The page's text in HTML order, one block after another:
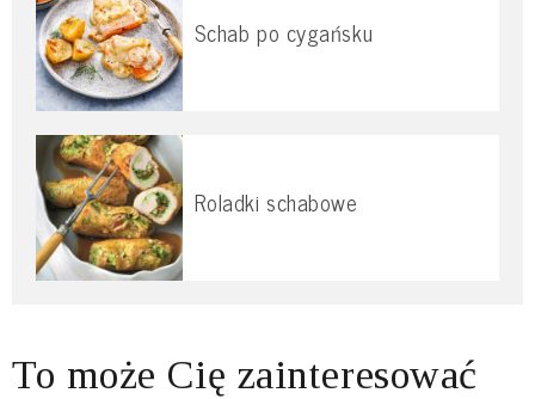
Schab po cygańsku
Roladki schabowe
To może Cię zainteresować